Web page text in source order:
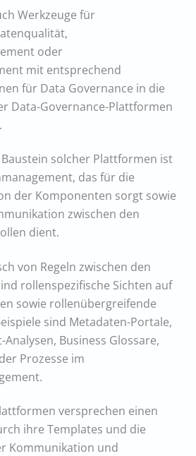
Werkzeuge für
oder
mit entsprechend
für Data Governance in die
Data-Governance-Plattformen
solcher Plattformen ist
das für die
der Komponenten sorgt sowie
zwischen den
dient.
von Regeln zwischen den
rollenspezifische Sichten auf
sowie rollenübergreifende
sind Metadaten-Portale,
Business Glossare,
Prozesse im
versprechen einen
ihre Templates und die
Kommunikation und